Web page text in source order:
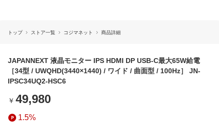
キッズ・ベビー用品
エンタメ
スポーツ・アウトドア・ゴルフ
インテリア・寝具
ペット・花・DIY・車
電子書籍特集
楽天サービス特集
旅行特集
わくわく夏特集
とことん買い物チャレンジ
トップ ストア一覧 コジマネット 商品詳細
JAPANNEXT 液晶モニター IPS HDMI DP USB-C最大65W給電
［34型 / UWQHD(3440×1440) / ワイド / 曲面型 / 100Hz］ JN-
IPSC34UQ2-HSC6
￥ 49,980
1.5%